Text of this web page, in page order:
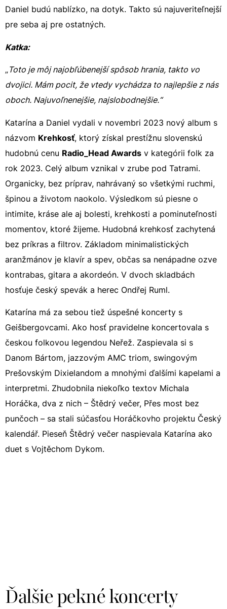
Daniel budú nablízko, na dotyk. Takto sú najuveriteľnejší
pre seba aj pre ostatných.
Katka:
„Toto je môj najobľúbenejší spôsob hrania, takto vo
dvojici. Mám pocit, že vtedy vychádza to najlepšie z nás
oboch. Najuvoľnenejšie, najslobodnejšie.“
Katarína a Daniel vydali v novembri 2023 nový album s
názvom Krehkosť, ktorý získal prestížnu slovenskú
hudobnú cenu Radio_Head Awards v kategórii folk za
rok 2023. Celý album vznikal v zrube pod Tatrami.
Organicky, bez príprav, nahrávaný so všetkými ruchmi,
špinou a životom naokolo. Výsledkom sú piesne o
intimite, kráse ale aj bolesti, krehkosti a pominuteľnosti
momentov, ktoré žijeme. Hudobná krehkosť zachytená
bez príkras a filtrov. Základom minimalistických
aranžmánov je klavír a spev, občas sa nenápadne ozve
kontrabas, gitara a akordeón. V dvoch skladbách
hosťuje český spevák a herec Ondřej Ruml.
Katarína má za sebou tiež úspešné koncerty s
Geišbergovcami. Ako hosť pravidelne koncertovala s
českou folkovou legendou Neřež. Zaspievala si s
Danom Bártom, jazzovým AMC triom, swingovým
Prešovským Dixielandom a mnohými ďalšími kapelami a
interpretmi. Zhudobnila niekoľko textov Michala
Horáčka, dva z nich – Štědrý večer, Přes most bez
punčoch – sa stali súčasťou Horáčkovho projektu Český
kalendář. Pieseň Štědrý večer naspievala Katarína ako
duet s Vojtěchom Dykom.
Ďalšie pekné koncerty